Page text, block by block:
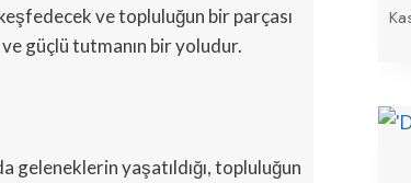
ve topluluğun bir parçası
güçlü tutmanın bir yoludur.
geleneklerin yaşatıldığı, topluluğun